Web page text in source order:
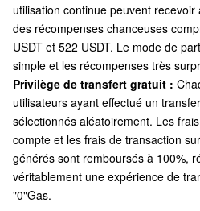
utilisation continue peuvent recevoir
des récompenses chanceuses
USDT et 522 USDT. Le mode de
simple et les récompenses très
Privilège de transfert gratuit :
utilisateurs ayant effectué un
sélectionnés aléatoirement. Les
compte et les frais de transaction
générés sont remboursés à 100%,
véritablement une expérience de
"0"Gas.